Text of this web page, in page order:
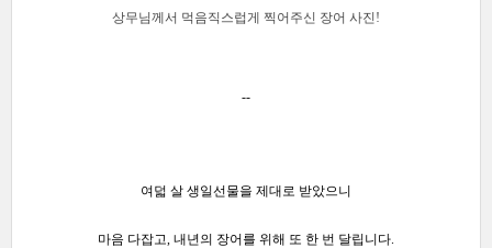
상무님께서 먹음직스럽게 찍어주신 장어 사진!
한빛비즈 2015 창립기념일 산행&회식
--
여덟 살 생일선물을 제대로 받았으니
마음 다잡고, 내년의 장어를 위해 또 한 번 달립니다.